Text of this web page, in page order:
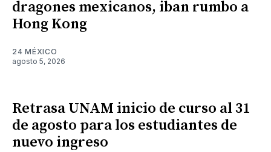
dragones mexicanos, iban rumbo a
Hong Kong
24 MÉXICO
agosto 5, 2026
Retrasa UNAM inicio de curso al 31
de agosto para los estudiantes de
nuevo ingreso